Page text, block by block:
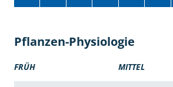
Pflanzen-Physiologie
FRÜH MITTEL